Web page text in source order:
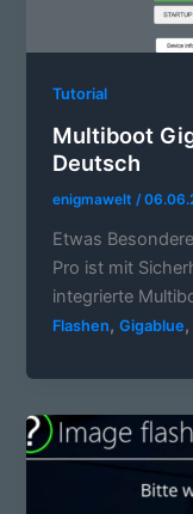
Tutorial
Multiboot
Deutsch
enigmawelt/
Etwas
Pro ist mit
integrierte
Flashen,Gigablue,